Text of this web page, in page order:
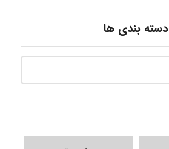
دسته بندی ها